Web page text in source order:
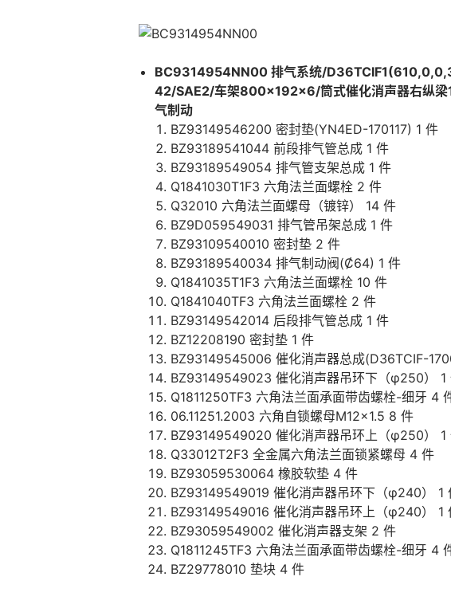
BC9314954NN00 排气系统/
42/SAE2/车架800×192×6/筒式催化消声器右纵
气制动
BZ93149546200 密封垫(YN4ED-170117) 1 件
BZ93189541044 前段排气管总成 1 件
BZ93189549054 排气管支架总成 1 件
Q1841030T1F3 六角法兰面螺栓 2 件
Q32010 六角法兰面螺母（镀锌） 14 件
BZ9D059549031 排气管吊架总成 1 件
BZ93109540010 密封垫 2 件
BZ93189540034 排气制动阀(Ȼ64) 1 件
Q1841035T1F3 六角法兰面螺栓 10 件
Q1841040TF3 六角法兰面螺栓 2 件
BZ93149542014 后段排气管总成 1 件
BZ12208190 密封垫 1 件
BZ93149545006 催化消声器总成(D36TCIF-
BZ93149549023 催化消声器吊环下（φ250） 1
Q1811250TF3 六角法兰面承面带齿螺栓-细牙 4
06.11251.2003 六角自锁螺母M12×1.5 8 件
BZ93149549020 催化消声器吊环上（φ250） 1
Q33012T2F3 全金属六角法兰面锁紧螺母 4 件
BZ93059530064 橡胶软垫 4 件
BZ93149549019 催化消声器吊环下（φ240） 1
BZ93149549016 催化消声器吊环上（φ240） 1
BZ93059549002 催化消声器支架 2 件
Q1811245TF3 六角法兰面承面带齿螺栓-细牙 4
BZ29778010 垫块 4 件